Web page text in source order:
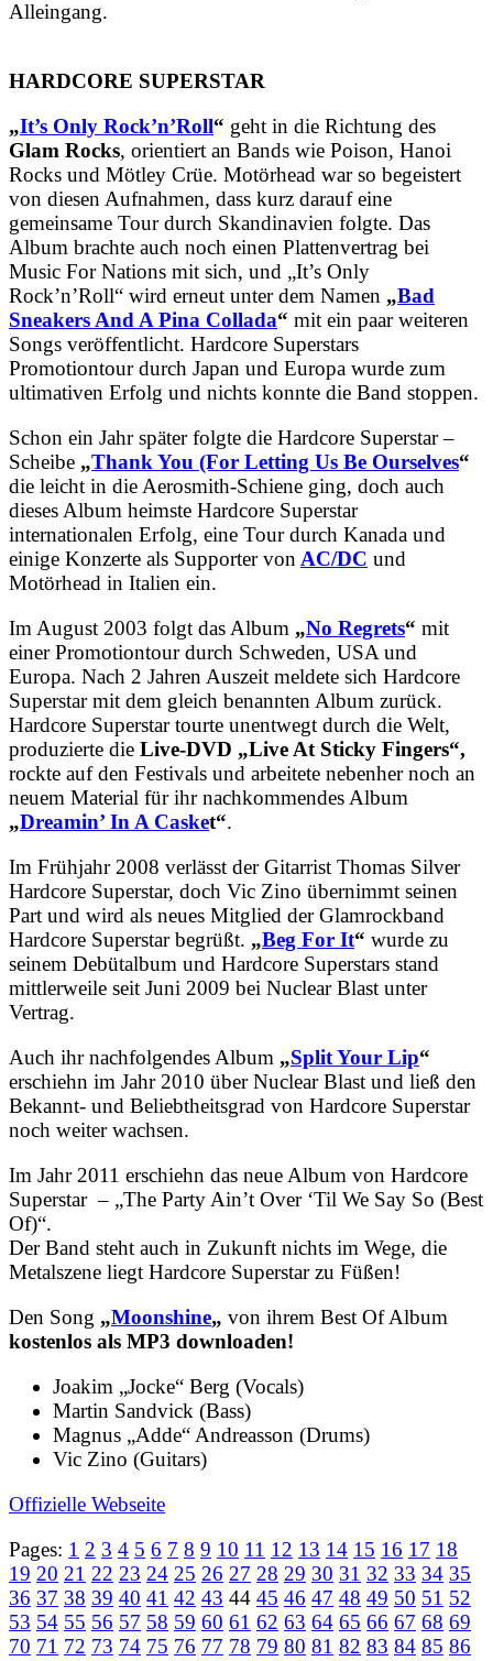
Alleingang.
HARDCORE SUPERSTAR
„It’s Only Rock’n’Roll“ geht in die Richtung des
Glam Rocks, orientiert an Bands wie Poison, Hanoi
Rocks und Mötley Crüe. Motörhead war so begeistert
von diesen Aufnahmen, dass kurz darauf eine
gemeinsame Tour durch Skandinavien folgte. Das
Album brachte auch noch einen Plattenvertrag bei
Music For Nations mit sich, und „It’s Only
Rock’n’Roll“ wird erneut unter dem Namen „Bad
Sneakers And A Pina Collada“ mit ein paar weiteren
Songs veröffentlicht. Hardcore Superstars
Promotiontour durch Japan und Europa wurde zum
ultimativen Erfolg und nichts konnte die Band stoppen.
Schon ein Jahr später folgte die Hardcore Superstar –
Scheibe „Thank You (For Letting Us Be Ourselves“
die leicht in die Aerosmith-Schiene ging, doch auch
dieses Album heimste Hardcore Superstar
internationalen Erfolg, eine Tour durch Kanada und
einige Konzerte als Supporter vonAC/DC und
Motörhead in Italien ein.
Im August 2003 folgt das Album „No Regrets“ mit
einer Promotiontour durch Schweden, USA und
Europa. Nach 2 Jahren Auszeit meldete sich Hardcore
Superstar mit dem gleich benannten Album zurück.
Hardcore Superstar tourte unentwegt durch die Welt,
produzierte die Live-DVD „Live At Sticky Fingers“,
rockte auf den Festivals und arbeitete nebenher noch an
neuem Material für ihr nachkommendes Album
„Dreamin’ In A Casket“.
Im Frühjahr 2008 verlässt der Gitarrist Thomas Silver
Hardcore Superstar, doch Vic Zino übernimmt seinen
Part und wird als neues Mitglied der Glamrockband
Hardcore Superstar begrüßt. „Beg For It“ wurde zu
seinem Debütalbum und Hardcore Superstars stand
mittlerweile seit Juni 2009 bei Nuclear Blast unter
Vertrag.
Auch ihr nachfolgendes Album „Split Your Lip“
erschiehn im Jahr 2010 über Nuclear Blast und ließ den
Bekannt- und Beliebtheitsgrad von Hardcore Superstar
noch weiter wachsen.
Im Jahr 2011 erschiehn das neue Album von Hardcore
Superstar – „The Party Ain’t Over ‘Til We Say So (Best
Of)“.
Der Band steht auch in Zukunft nichts im Wege, die
Metalszene liegt Hardcore Superstar zu Füßen!
Den Song „Moonshine„ von ihrem Best Of Album
kostenlos als MP3 downloaden!
Joakim „Jocke“ Berg (Vocals)
Martin Sandvick (Bass)
Magnus „Adde“ Andreasson (Drums)
Vic Zino (Guitars)
Offizielle Webseite
Pages: 1 2 3 4 5 6 7 8 9 10 11 12 13 14 15 16 17 18
19 20 21 22 23 24 25 26 27 28 29 30 31 32 33 34 35
36 37 38 39 40 41 42 43 44 45 46 47 48 49 50 51 52
53 54 55 56 57 58 59 60 61 62 63 64 65 66 67 68 69
70 71 72 73 74 75 76 77 78 79 80 81 82 83 84 85 86